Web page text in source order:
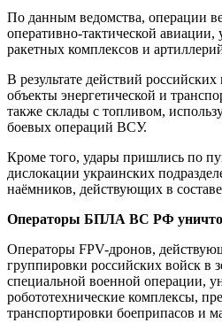
По данным ведомства, операции
оперативно-тактической
ракетных комплексов и
В результате действий
объекты энергетической и
также склады с топливом,
боевых операций ВСУ.
Кроме того, удары пришлись по
дислокации украинских
наёмников, действующих в
Операторы БПЛА ВС РФ
Операторы FPV-дронов,
группировки российских войск в
специальной военной операции,
робототехнические комплексы,
транспортировки боеприпасов и